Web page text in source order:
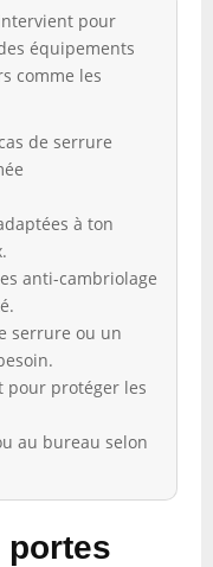
pour
équipements
comme les
de serrure
à ton
anti-cambriolage
serrure ou un
pour protéger les
au bureau selon
portes